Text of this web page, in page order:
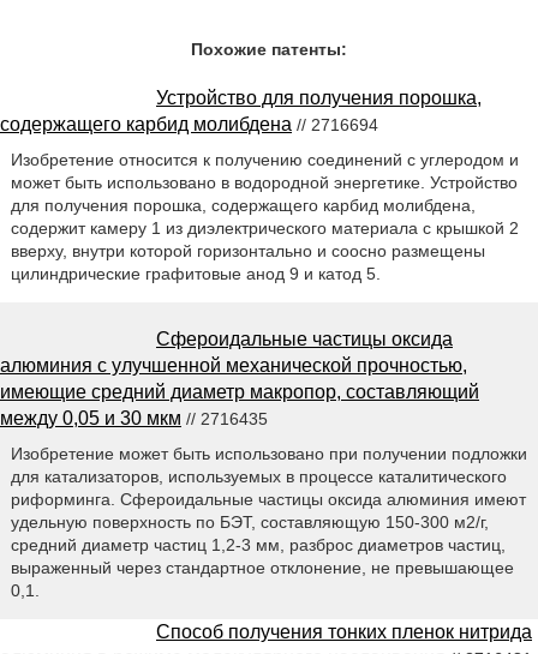
Похожие патенты:
Устройство для получения порошка,
содержащего карбид молибдена // 2716694
Изобретение относится к получению соединений с углеродом и
может быть использовано в водородной энергетике. Устройство
для получения порошка, содержащего карбид молибдена,
содержит камеру 1 из диэлектрического материала с крышкой 2
вверху, внутри которой горизонтально и соосно размещены
цилиндрические графитовые анод 9 и катод 5.
Сфероидальные частицы оксида
алюминия с улучшенной механической прочностью,
имеющие средний диаметр макропор, составляющий
между 0,05 и 30 мкм // 2716435
Изобретение может быть использовано при получении подложки
для катализаторов, используемых в процессе каталитического
риформинга. Сфероидальные частицы оксида алюминия имеют
удельную поверхность по БЭТ, составляющую 150-300 м2/г,
средний диаметр частиц 1,2-3 мм, разброс диаметров частиц,
выраженный через стандартное отклонение, не превышающее
0,1.
Способ получения тонких пленок нитрида